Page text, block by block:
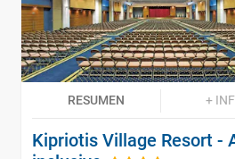
RESUMEN +
Kipriotis Village Resort -